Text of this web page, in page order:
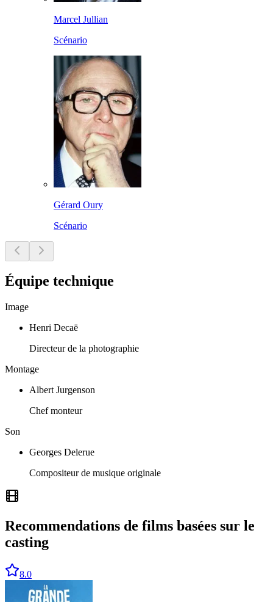
Marcel Jullian
Scénario
Gérard Oury
Scénario
Équipe technique
Image
Henri Decaë
Directeur de la photographie
Montage
Albert Jurgenson
Chef monteur
Son
Georges Delerue
Compositeur de musique originale
Recommendations de films basées sur le
casting
8.0